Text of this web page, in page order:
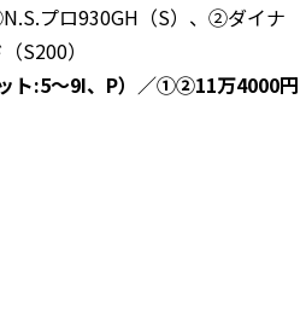
プロ930GH（S）、②ダイナ
S200）
ト:5～9I、P）／①②11万4000円